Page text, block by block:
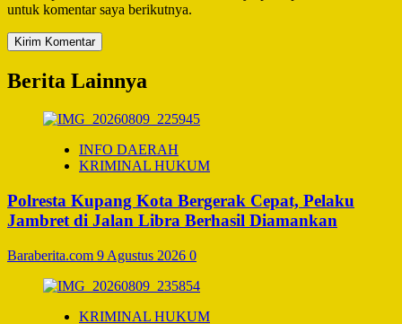
untuk komentar saya berikutnya.
Berita Lainnya
INFO DAERAH
KRIMINAL HUKUM
Polresta Kupang Kota Bergerak Cepat, Pelaku
Jambret di Jalan Libra Berhasil Diamankan
Baraberita.com 9 Agustus 2026 0
KRIMINAL HUKUM